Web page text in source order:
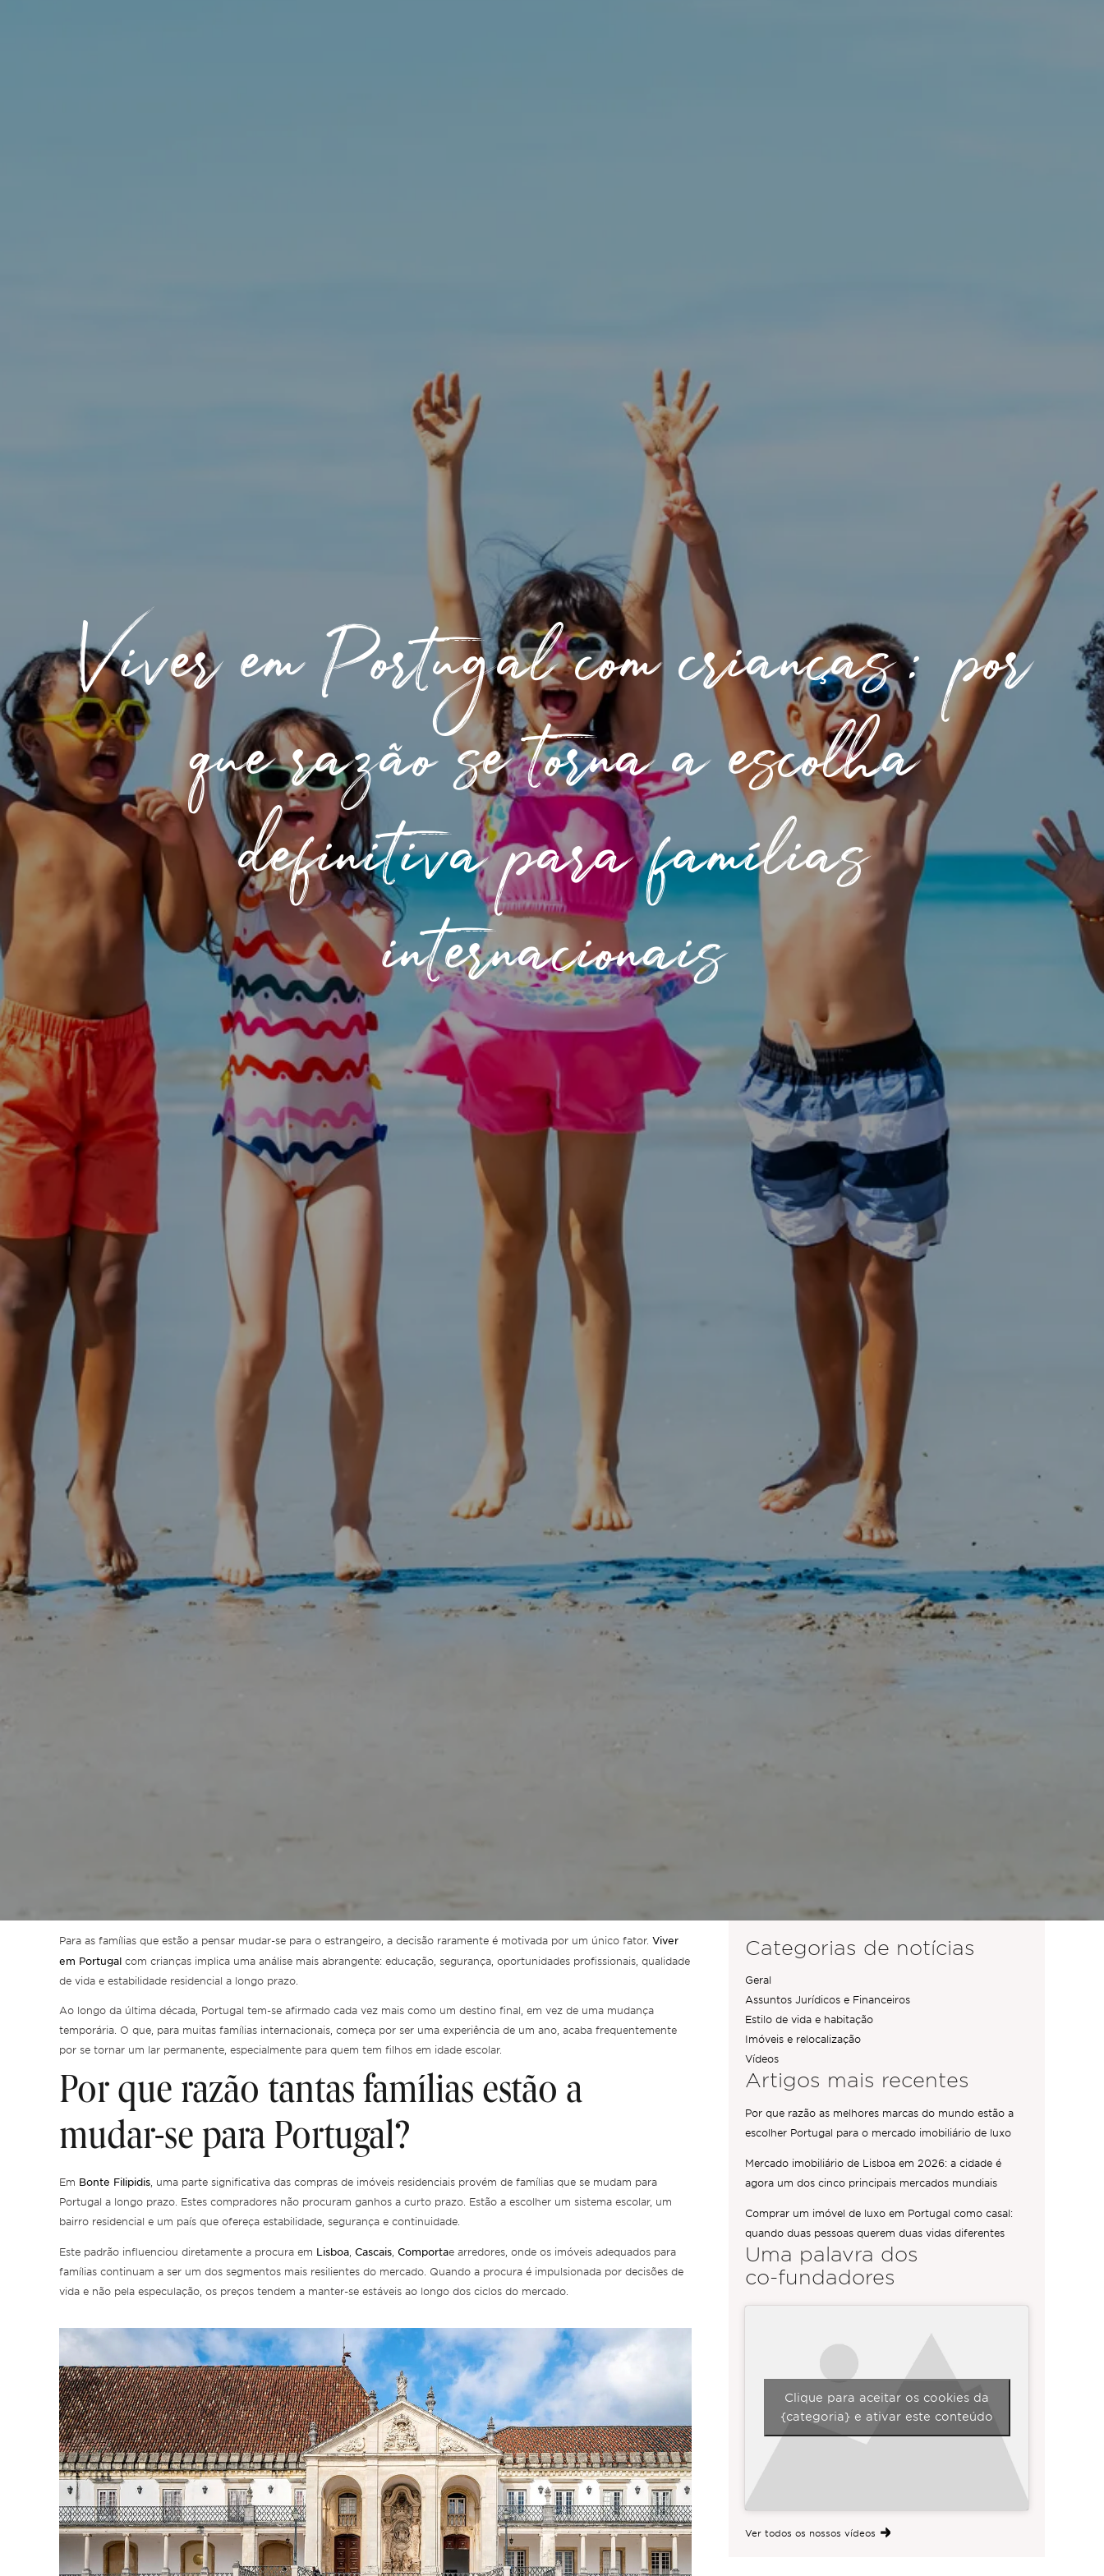
Viver em Portugal com crianças: por
que razão se torna a escolha
definitiva para famílias
internacionais
Para as famílias que estão a pensar mudar-se para o estrangeiro, a decisão raramente é motivada por um único fator. Viver
em Portugal com crianças implica uma análise mais abrangente: educação, segurança, oportunidades profissionais, qualidade
de vida e estabilidade residencial a longo prazo.
Ao longo da última década, Portugal tem-se afirmado cada vez mais como um destino final, em vez de uma mudança
temporária. O que, para muitas famílias internacionais, começa por ser uma experiência de um ano, acaba frequentemente
por se tornar um lar permanente, especialmente para quem tem filhos em idade escolar.
Por que razão tantas famílias estão a
mudar-se para Portugal?
Em Bonte Filipidis, uma parte significativa das compras de imóveis residenciais provém de famílias que se mudam para
Portugal a longo prazo. Estes compradores não procuram ganhos a curto prazo. Estão a escolher um sistema escolar, um
bairro residencial e um país que ofereça estabilidade, segurança e continuidade.
Este padrão influenciou diretamente a procura em Lisboa, Cascais, Comportae arredores, onde os imóveis adequados para
famílias continuam a ser um dos segmentos mais resilientes do mercado. Quando a procura é impulsionada por decisões de
vida e não pela especulação, os preços tendem a manter-se estáveis ao longo dos ciclos do mercado.
Categorias de notícias
Geral
Assuntos Jurídicos e Financeiros
Estilo de vida e habitação
Imóveis e relocalização
Vídeos
Artigos mais recentes
Por que razão as melhores marcas do mundo estão a
escolher Portugal para o mercado imobiliário de luxo
Mercado imobiliário de Lisboa em 2026: a cidade é
agora um dos cinco principais mercados mundiais
Comprar um imóvel de luxo em Portugal como casal:
quando duas pessoas querem duas vidas diferentes
Uma palavra dos
co-fundadores
Clique para aceitar os cookies da
{categoria} e ativar este conteúdo
Ver todos os nossos vídeos